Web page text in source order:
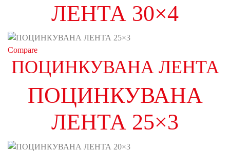
ЛЕНТА 30×4
Compare
ПОЦИНКУВАНА ЛЕНТА
ПОЦИНКУВАНА
ЛЕНТА 25×3